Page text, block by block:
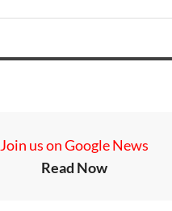
Join us on Google News
Read Now